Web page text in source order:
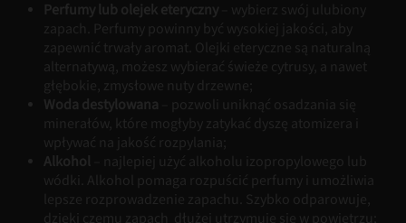
Perfumy lub olejek eteryczny – wybierz swój ulubiony
zapach. Perfumy powinny być wysokiej jakości, aby
zapewnić trwały aromat. Olejki eteryczne są naturalną
alternatywą, możesz wybierać świeże cytrusy, a nawet
głębokie, zmysłowe nuty drzewne;
Woda destylowana – pozwoli uniknąć osadzania się
minerałów, które mogłyby zatykać dyszę atomizera i
wpływać na jakość rozpylania;
Alkohol – najlepiej użyć alkoholu izopropylowego lub
wódki. Alkohol pomaga rozpuścić perfumy i umożliwia
lepsze rozprowadzenie zapachu. Szybko odparowuje,
dzięki czemu zapach dłużej utrzymuje się w powietrzu;